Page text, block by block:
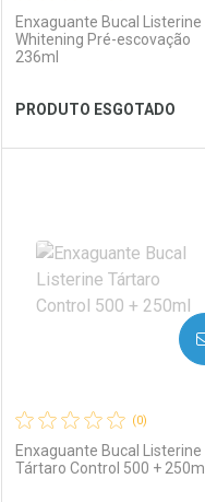
Ver Desconto Convênio
Enxaguante Bucal Listerine
Whitening Pré-escovação
236ml
PRODUTO ESGOTADO
Laboratório
Por Menos
(0)
Enxaguante Bucal Listerine
Tártaro Control 500 + 250ml
AVISE-ME